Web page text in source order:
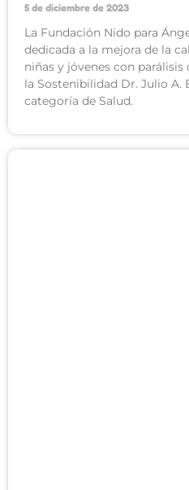
5 de diciembre de 2023
La Fundación Nido para
dedicada a la mejora de la
niñas y jóvenes con
la Sostenibilidad Dr. Julio A.
categoría de Salud.